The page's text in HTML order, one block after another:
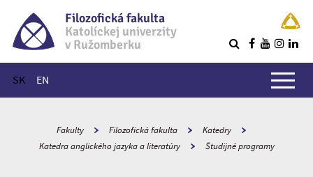
Filozofická fakulta
Katolíckej univerzity
v Ružomberku
SK EN
Hlavné menu
Fakulty Filozofická fakulta
Katedry
Katedra anglického jazyka a literatúry
Študijné programy